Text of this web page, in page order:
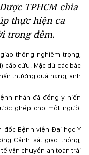
TPHCM chia
thực hiện ca
trong đêm.
thông nghiêm trọng,
cấp cứu. Mặc dù các bác
thương quá nặng, anh
nhân đã đồng ý hiến
ghép cho một người
đốc Bệnh viện Đại học Y
Cảnh sát giao thông,
vận chuyển an toàn trái